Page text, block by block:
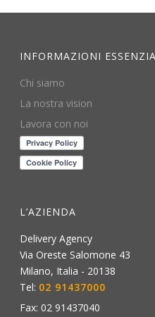
INFORMAZIONI
Chi siamo
La nostra vision
Lavora con noi
L’AZIENDA
Delivery Agency
Via Oreste Salomone 43
Milano, Italia - 20138
Tel: 02 91437000
Fax:02 91437040